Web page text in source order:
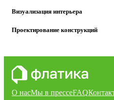
Визуализация интерьера
Проектирование конструкций
О насМы в прессеFAQ